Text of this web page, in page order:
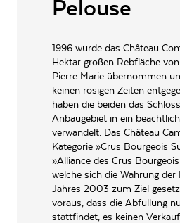
mollig, jedoch ohne Schwere, satte
Vinum Medaille
Das schweizer Magazin für Weinkultur
deutschen Weinguide. Dabei wurden über
Deutschlands getestet.
ARTIKELNUMMERPelouse
1996 wurde das Château
Hektar großen Rebfläche
Pierre Marie übernommen
keinen rosigen Zeiten
haben die beiden das
Anbaugebiet in ein
verwandelt. Das Château
Kategorie »Crus Bourgeois
»Alliance des Crus
welche sich die Wahrung der
Jahres 2003 zum Ziel
voraus, dass die Abfüllung
stattfindet, es keinen